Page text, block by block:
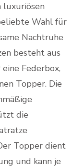
luxuriösen
Wahl für
Nachtruhe
besteht aus
Federbox,
Topper. Die
die
Topper dient
und kann je